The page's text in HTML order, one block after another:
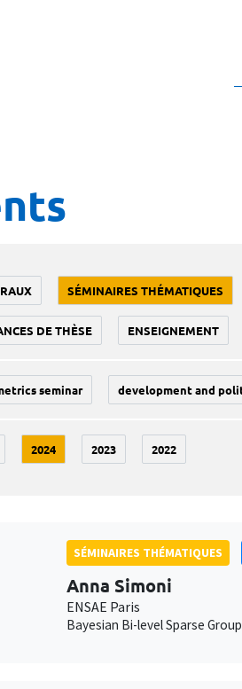
SÉMINAIRES THÉMATIQUES
DE THÈSE ENSEIGNEMENT
seminar development and
2024 2023 2022
SÉMINAIRES THÉMATIQUES
Anna Simoni
ENSAE Paris
Bayesian Bi-level Sparse